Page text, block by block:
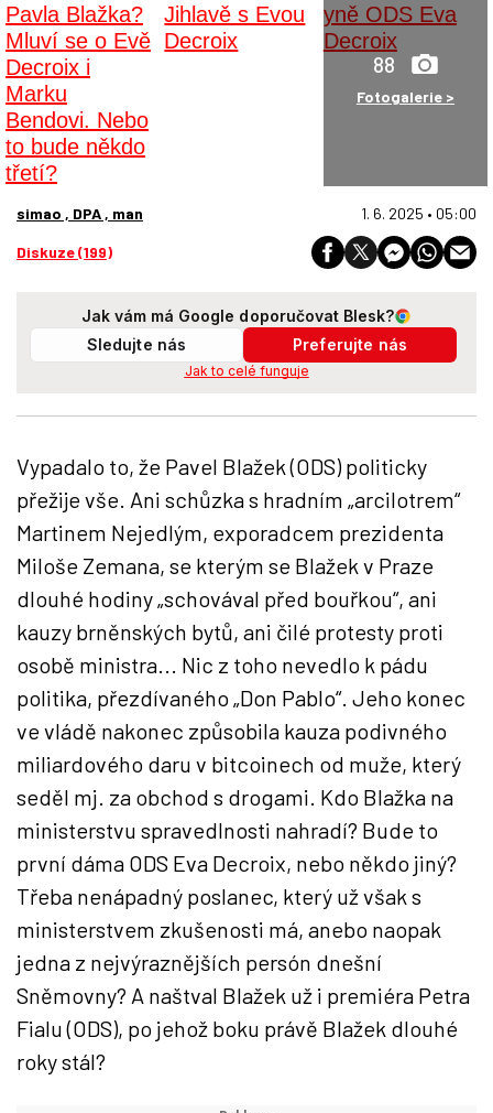
88
Fotogalerie >
simao , DPA , man 1. 6. 2025 • 05:00
Diskuze (199)
Jak vám má Google doporučovat Blesk?
Sledujte nás
Preferujte nás
Jak to celé funguje
Vypadalo to, že Pavel Blažek (ODS) politicky
přežije vše. Ani schůzka s hradním „arcilotrem“
Martinem Nejedlým, exporadcem prezidenta
Miloše Zemana, se kterým se Blažek v Praze
dlouhé hodiny „schovával před bouřkou“, ani
kauzy brněnských bytů, ani čilé protesty proti
osobě ministra... Nic z toho nevedlo k pádu
politika, přezdívaného „Don Pablo“. Jeho konec
ve vládě nakonec způsobila kauza podivného
miliardového daru v bitcoinech od muže, který
seděl mj. za obchod s drogami. Kdo Blažka na
ministerstvu spravedlnosti nahradí? Bude to
první dáma ODS Eva Decroix, nebo někdo jiný?
Třeba nenápadný poslanec, který už však s
ministerstvem zkušenosti má, anebo naopak
jedna z nejvýraznějších persón dnešní
Sněmovny? A naštval Blažek už i premiéra Petra
Fialu (ODS), po jehož boku právě Blažek dlouhé
roky stál?